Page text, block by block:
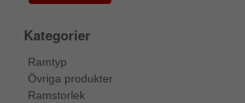
Kategorier
Ramtyp
Övriga produkter
Ramstorlek